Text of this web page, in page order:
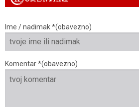
Ime / nadimak *(obavezno)
Komentar *(obavezno)